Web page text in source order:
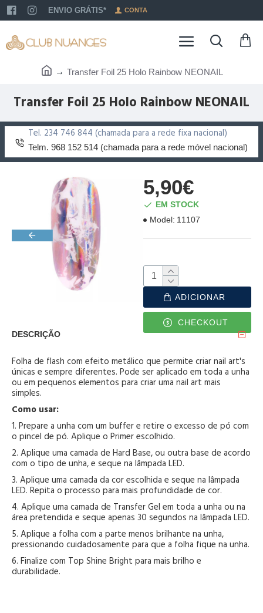
ENVIO GRÁTIS* CONTA
Transfer Foil 25 Holo Rainbow NEONAIL
Transfer Foil 25 Holo Rainbow NEONAIL
Tel. 234 746 844 (chamada para a rede fixa nacional)
Telm. 968 152 514 (chamada para a rede móvel nacional)
5,90€
EM STOCK
Model: 11107
ADICIONAR
CHECKOUT
DESCRIÇÃO
Folha de flash com efeito metálico que permite criar nail art's
únicas e sempre diferentes. Pode ser aplicado em toda a unha
ou em pequenos elementos para criar uma nail art mais
simples.
Como usar:
1. Prepare a unha com um buffer e retire o excesso de pó com
o pincel de pó. Aplique o Primer escolhido.
2. Aplique uma camada de Hard Base, ou outra base de acordo
com o tipo de unha, e seque na lâmpada LED.
3. Aplique uma camada da cor escolhida e seque na lâmpada
LED. Repita o processo para mais profundidade de cor.
4. Aplique uma camada de Transfer Gel em toda a unha ou na
área pretendida e seque apenas 30 segundos na lâmpada LED.
5. Aplique a folha com a parte menos brilhante na unha,
pressionando cuidadosamente para que a folha fique na unha.
6. Finalize com Top Shine Bright para mais brilho e
durabilidade.